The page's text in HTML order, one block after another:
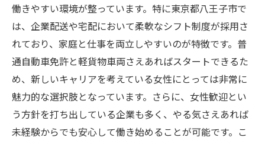
働きやすい環境が整っています。特に東京都八王子市で
は、企業配送や宅配において柔軟なシフト制度が採用さ
れており、家庭と仕事を両立しやすいのが特徴です。普
通自動車免許と軽貨物車両さえあればスタートできるた
め、新しいキャリアを考えている女性にとっては非常に
魅力的な選択肢となっています。さらに、女性歓迎とい
う方針を打ち出している企業も多く、やる気さえあれば
未経験からでも安心して働き始めることが可能です。こ